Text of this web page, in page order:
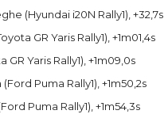
(Hyundai i20N Rally1), +32,7s
GR Yaris Rally1), +1m01,4s
Yaris Rally1), +1m09,0s
Puma Rally1), +1m50,2s
Puma Rally1), +1m54,3s